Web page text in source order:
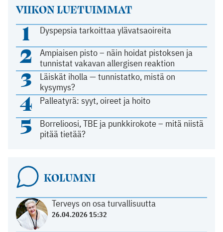
VIIKON LUETUIMMAT
1 Dyspepsia tarkoittaa ylävatsaoireita
2
Ampiaisen pisto – näin hoidat pistoksen ja
tunnistat vakavan allergisen reaktion
3
Läiskät iholla — tunnistatko, mistä on
kysymys?
4 Palleatyrä: syyt, oireet ja hoito
5
Borrelioosi, TBE ja punkkirokote – mitä niistä
pitää tietää?
KOLUMNI
Terveys on osa turvallisuutta
26.04.2026 15:32